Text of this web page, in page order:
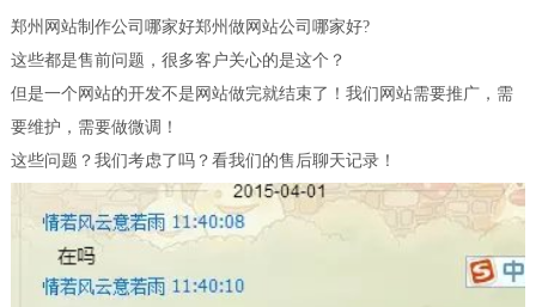
郑州网站制作公司哪家好郑州做网站公司哪家好?
这些都是售前问题，很多客户关心的是这个？
但是一个网站的开发不是网站做完就结束了！我们网站需要推广，需
要维护，需要做微调！
这些问题？我们考虑了吗？看我们的售后聊天记录！